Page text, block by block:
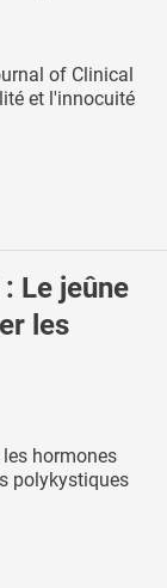
of Clinical
et l'innocuité
: Le jeûne
les
hormones
polykystiques